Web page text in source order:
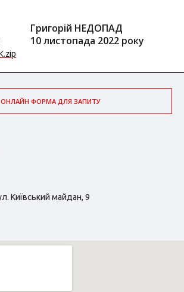
Григорій НЕДОПАД
10 листопада 2022 року
ОНЛАЙН ФОРМА ДЛЯ ЗАПИТУ
Київський майдан, 9